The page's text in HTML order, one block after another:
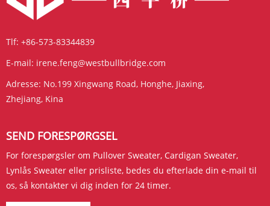
Tlf: +86-573-83344839
E-mail: irene.feng@westbullbridge.com
Adresse: No.199 Xingwang Road, Honghe, Jiaxing,
Zhejiang, Kina
SEND FORESPØRGSEL
For forespørgsler om Pullover Sweater, Cardigan Sweater,
Lynlås Sweater eller prisliste, bedes du efterlade din e-mail til
os, så kontakter vi dig inden for 24 timer.